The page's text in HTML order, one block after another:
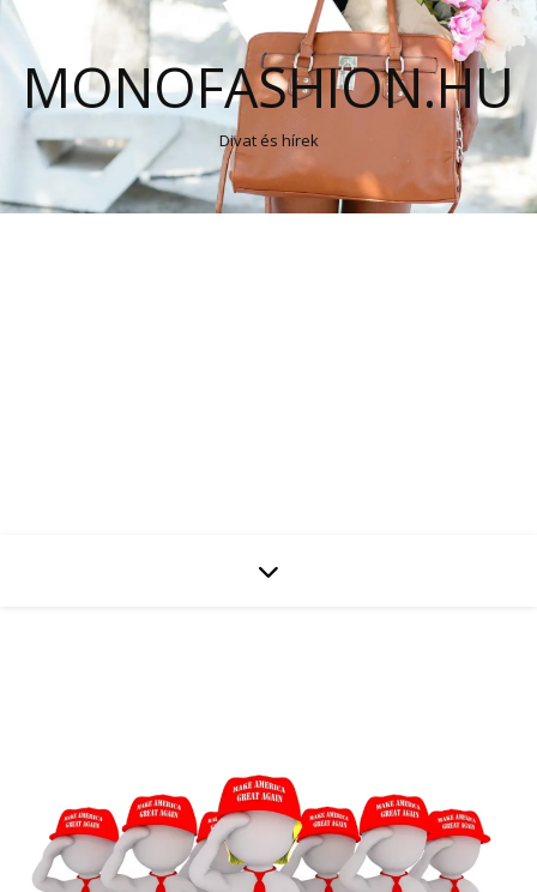
MONOFASHION.HU
Divat és hírek